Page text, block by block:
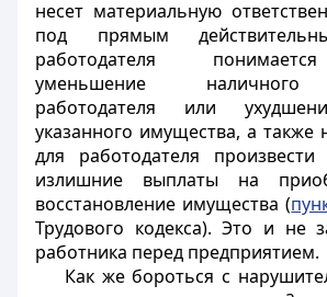
несет материальную
под прямым
работодателя
уменьшение наличного
работодателя или
указанного имущества, а также
для работодателя
излишние выплаты на
восстановление имущества (
Трудового кодекса). Это и не
работника перед предприятием.
Как же бороться с